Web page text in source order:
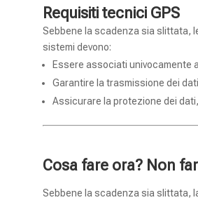
Requisiti tecnici GPS
Sebbene la scadenza sia slittata,
sistemi devono:
Essere associati univocamente
Garantire la trasmissione dei
Assicurare la protezione dei
Cosa fare ora? Non
Sebbene la scadenza sia slittata,